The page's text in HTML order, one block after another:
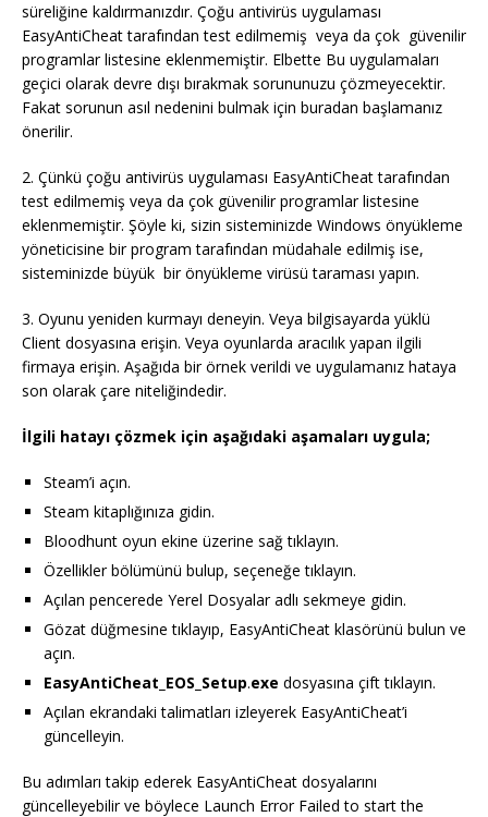
süreliğine kaldırmanızdır. Çoğu antivirüs uygulaması
EasyAntiCheat tarafından test edilmemiş veya da çok güvenilir
programlar listesine eklenmemiştir. Elbette Bu uygulamaları
geçici olarak devre dışı bırakmak sorununuzu çözmeyecektir.
Fakat sorunun asıl nedenini bulmak için buradan başlamanız
önerilir.
2. Çünkü çoğu antivirüs uygulaması EasyAntiCheat tarafından
test edilmemiş veya da çok güvenilir programlar listesine
eklenmemiştir. Şöyle ki, sizin sisteminizde Windows önyükleme
yöneticisine bir program tarafından müdahale edilmiş ise,
sisteminizde büyük bir önyükleme virüsü taraması yapın.
3. Oyunu yeniden kurmayı deneyin. Veya bilgisayarda yüklü
Client dosyasına erişin. Veya oyunlarda aracılık yapan ilgili
firmaya erişin. Aşağıda bir örnek verildi ve uygulamanız hataya
son olarak çare niteliğindedir.
İlgili hatayı çözmek için aşağıdaki aşamaları uygula;
Steam’i açın.
Steam kitaplığınıza gidin.
Bloodhunt oyun ekine üzerine sağ tıklayın.
Özellikler bölümünü bulup, seçeneğe tıklayın.
Açılan pencerede Yerel Dosyalar adlı sekmeye gidin.
Gözat düğmesine tıklayıp, EasyAntiCheat klasörünü bulun ve
açın.
EasyAntiCheat_EOS_Setup.exe dosyasına çift tıklayın.
Açılan ekrandaki talimatları izleyerek EasyAntiCheat’i
güncelleyin.
Bu adımları takip ederek EasyAntiCheat dosyalarını
güncelleyebilir ve böylece Launch Error Failed to start the